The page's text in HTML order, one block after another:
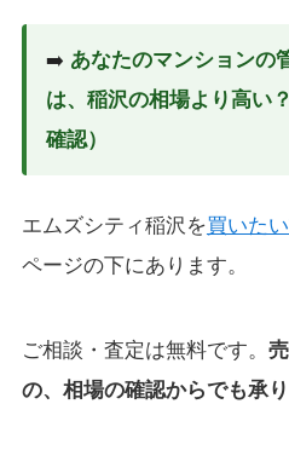
➡️ あなたのマンションの
は、稲沢の相場より高い
確認）
エムズシティ稲沢を買いた
ページの下にあります。
ご相談・査定は無料です。
の、相場の確認からでも承り